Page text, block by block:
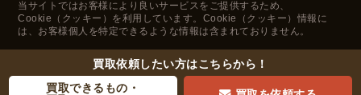
その他
買取依頼したい方はこちらから！
買取できるもの・
当サイトではお客様により良いサービスをご提供するため、
Cookie（クッキー）を利用しています。Cookie（クッキー）情報に
は、お客様個人を特定できるような情報は含まれておりません。